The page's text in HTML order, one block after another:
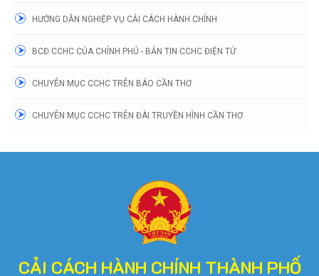
HƯỚNG DẪN NGHIỆP VỤ CẢI CÁCH HÀNH CHÍNH
BCĐ CCHC CỦA CHÍNH PHỦ - BẢN TIN CCHC ĐIỆN TỬ
CHUYÊN MỤC CCHC TRÊN BÁO CẦN THƠ
CHUYÊN MỤC CCHC TRÊN ĐÀI TRUYỀN HÌNH CẦN THƠ
CẢI CÁCH HÀNH CHÍNH THÀNH PHỐ